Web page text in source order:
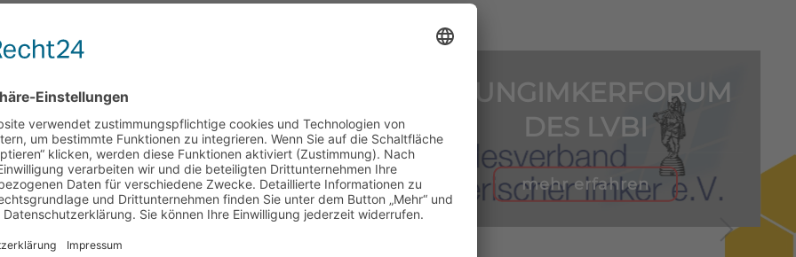
1. PROBEIMKERTAG
2026
mehr erfahren
1. JUNGIMKERFORUM
DES LVBI
mehr erfahren